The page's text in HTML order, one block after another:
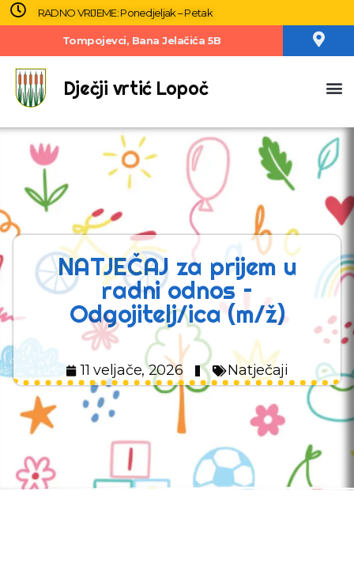
RADNO VRIJEME: Ponedjeljak – Petak
Tompojevci, Bana Jelačića 5B
Dječji vrtić Lopoč
NATJEČAJ za prijem u
radni odnos –
Odgojitelj/ica (m/ž)
11 veljače, 2026 Natječaji